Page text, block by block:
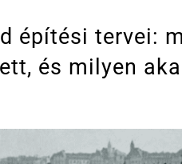
építési tervei:
és milyen